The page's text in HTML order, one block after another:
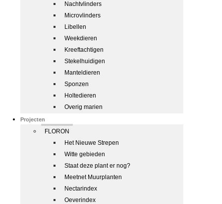
Nachtvlinders
Microvlinders
Libellen
Weekdieren
Kreeftachtigen
Stekelhuidigen
Manteldieren
Sponzen
Holtedieren
Overig marien
Projecten
FLORON
Het Nieuwe Strepen
Witte gebieden
Staat deze plant er nog?
Meetnet Muurplanten
Nectarindex
Oeverindex